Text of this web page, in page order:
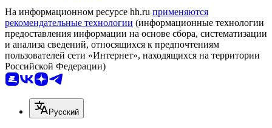
На информационном ресурсе hh.ru применяются
рекомендательные технологии (информационные технологии
предоставления информации на основе сбора, систематизации
и анализа сведений, относящихся к предпочтениям
пользователей сети «Интернет», находящихся на территории
Российской Федерации)
Русский